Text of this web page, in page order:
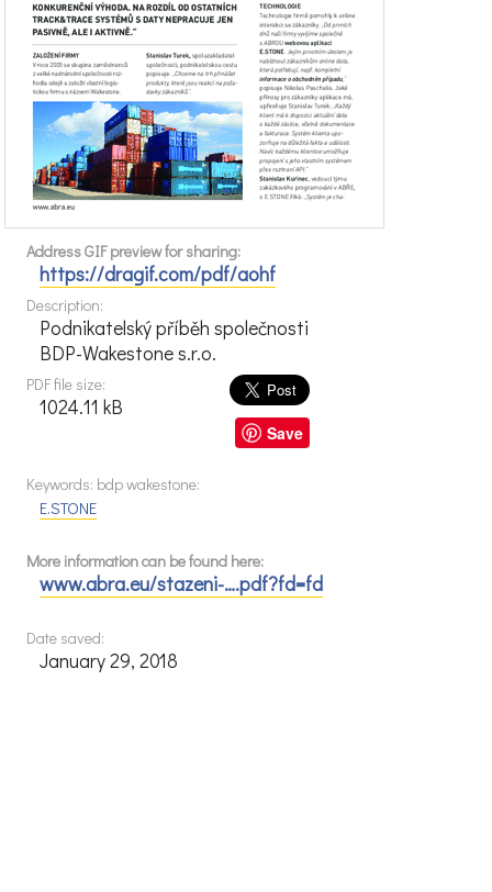
Address GIF preview for sharing:
https://dragif.com/pdf/aohf
Description:
Podnikatelský příběh společnosti
BDP-Wakestone s.r.o.
Save
PDF file size:
1024.11 kB
Keywords: bdp wakestone:
E.STONE
More information can be found here:
www.abra.eu/stazeni-….pdf?fd=fd
Date saved:
January 29, 2018